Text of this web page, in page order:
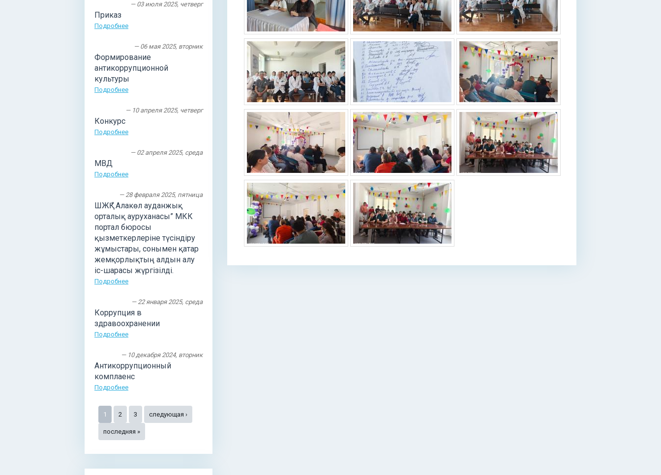
— 03 июля 2025, четверг
Приказ
Подробнее
— 06 мая 2025, вторник
Формирование
антикоррупционной
культуры
Подробнее
— 10 апреля 2025, четверг
Конкурс
Подробнее
— 02 апреля 2025, среда
МВД
Подробнее
— 28 февраля 2025, пятница
ШЖҚ “ Алакөл ауданжық
орталық ауруханасы” МКК
портал бюросы
қызметкерлеріне түсіндіру
жұмыстары, сонымен қатар
жемқорлықтың алдын алу
іс-шарасы жүргізілді.
Подробнее
— 22 января 2025, среда
Коррупция в
здравоохранении
Подробнее
— 10 декабря 2024, вторник
Антикоррупционный
комплаенс
Подробнее
Страницы
1 2 3 следующая ›
последняя »